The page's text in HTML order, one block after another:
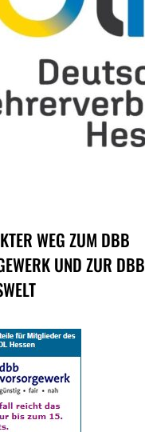
WEG ZUM DBB
UND ZUR DBB